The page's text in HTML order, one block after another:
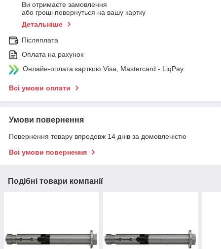
Ви отримаєте замовлення
або гроші повернуться на вашу картку
Детальніше
Післяплата
Оплата на рахунок
Онлайн-оплата карткою Visa, Mastercard - LiqPay
Всі умови оплати
Умови повернення
Повернення товару впродовж 14 днів за домовленістю
Всі умови повернення
Подібні товари компанії